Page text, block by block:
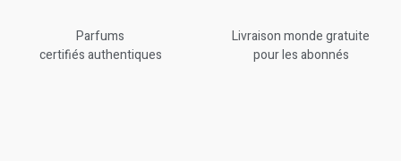
Parfums
certifiés authentiques
Livraison monde gratuite
pour les abonnés